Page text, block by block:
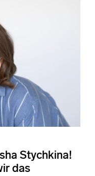
Stychkina!
das